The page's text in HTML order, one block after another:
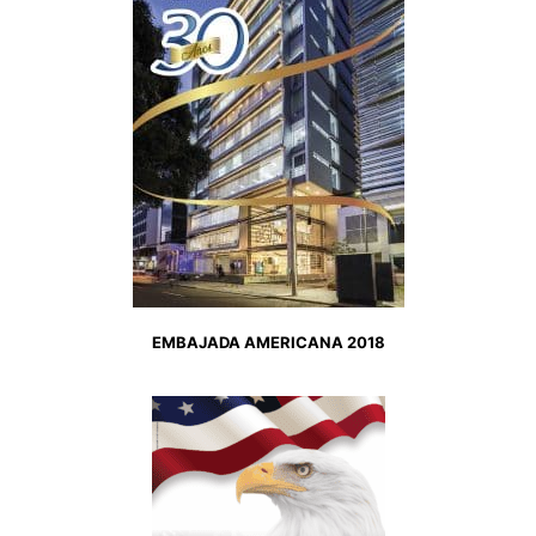
EMBAJADA AMERICANA 2018